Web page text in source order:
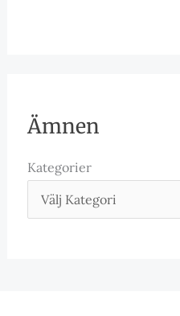
Ämnen
Kategorier